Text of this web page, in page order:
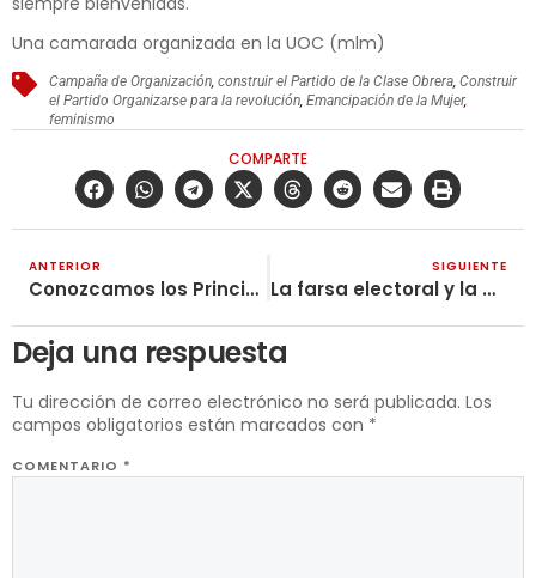
Una camarada organizada en la UOC (mlm)
Campaña de Organización,construir el Partido de la Clase Obrera,Construir
el Partido Organizarse para la revolución,Emancipación de la Mujer,
feminismo
COMPARTE
ANTERIOR
Conozcamos los Principios del Comunismo
SIGUIENTE
La farsa electoral y la podredumbre de la democracia burguesa
Deja una respuesta
Tu dirección de correo electrónico no será publicada. Los
campos obligatorios están marcados con *
COMENTARIO *